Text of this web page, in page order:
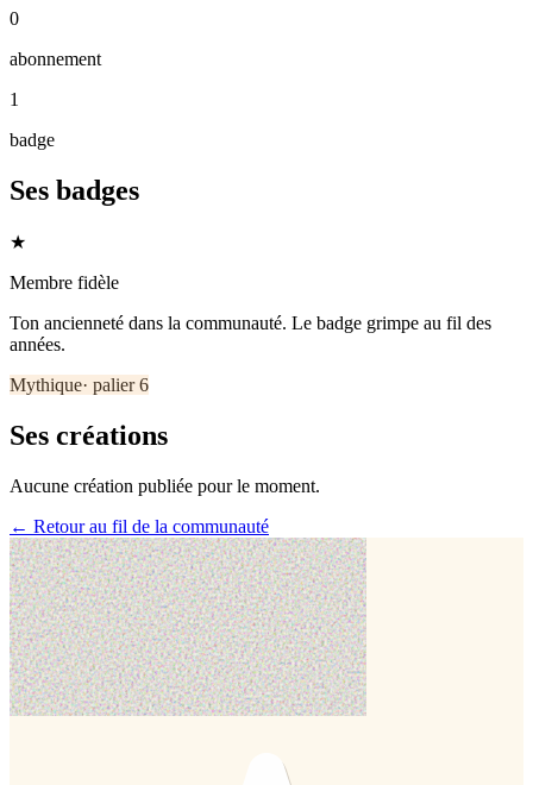
0
abonnement
1
badge
Ses badges
★
Membre fidèle
Ton ancienneté dans la communauté. Le badge grimpe au fil des
années.
Mythique· palier6
Ses créations
Aucune création publiée pour le moment.
← Retour au fil de la communauté